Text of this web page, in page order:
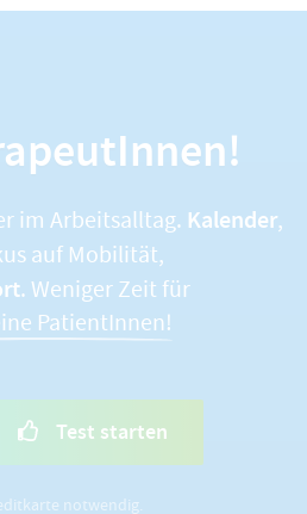
im Arbeitsalltag. Kalender,
auf Mobilität,
. Weniger Zeit für
PatientInnen!
Test starten
notwendig.